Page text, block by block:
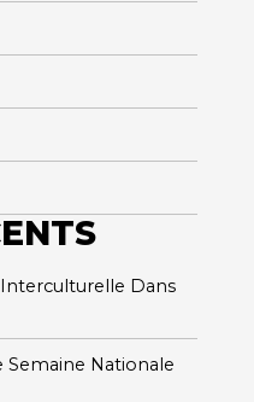
Dans
Nationale